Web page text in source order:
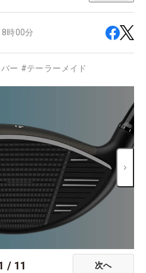
時00分
バー #テーラーメイド
/ 11 次へ